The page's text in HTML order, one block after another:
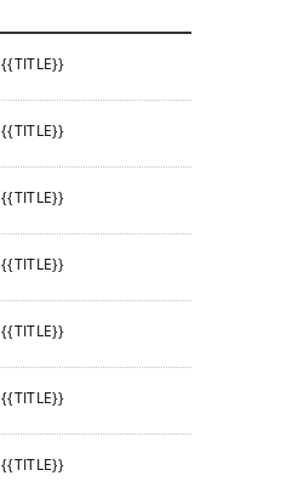
{{TITLE}}
{{TITLE}}
{{TITLE}}
{{TITLE}}
{{TITLE}}
{{TITLE}}
{{TITLE}}